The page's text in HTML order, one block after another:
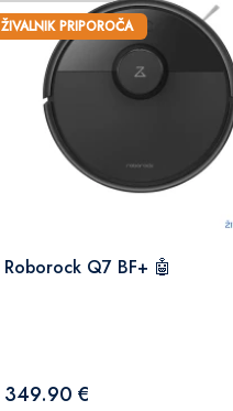
ŽIVALNIK PRIPOROČA
Roborock Q7 BF+ 🤖
349.90 €